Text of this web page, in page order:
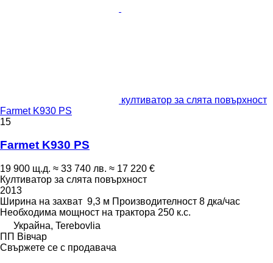
култиватор за слята повърхност
Farmet K930 PS
15
Farmet K930 PS
19 900 щ.д. ≈ 33 740 лв. ≈ 17 220 €
Култиватор за слята повърхност
2013
Ширина на захват 9,3 м Производителност 8 дка/час
Необходима мощност на трактора 250 к.с.
Украйна, Terebovlia
ПП Вівчар
Свържете се с продавача